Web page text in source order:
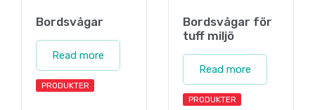
Bordsvågar
Read more
PRODUKTER
Bordsvågar för
tuff miljö
Read more
PRODUKTER